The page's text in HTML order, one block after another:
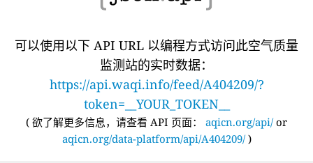
可以使用以下 API URL 以编程方式访问此空气质量
监测站的实时数据：
https://api.waqi.info/feed/A404209/?
token=__YOUR_TOKEN__
( 欲了解更多信息，请查看 API 页面： aqicn.org/api/or
aqicn.org/data-platform/api/A404209/)